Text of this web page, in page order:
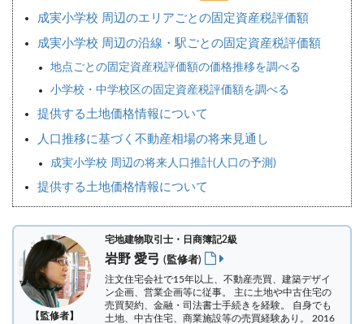
成実小学校 周辺のエリアごとの固定資産税評価額
成実小学校 周辺の沿線・駅ごとの固定資産税評価額
地点ごとの固定資産税評価額の価格推移を調べる
小学校・中学校区の固定資産税評価額を調べる
提供する土地価格情報について
人口推移に基づく不動産相場の将来見通し
成実小学校 周辺の将来人口推計(人口の予測)
提供する土地価格情報について
【監修者】
宅地建物取引士・日商簿記2級
岩野 愛弓 (監修者)
注文住宅会社で15年以上、不動産売買、建築デザイ
ン企画、営業企画等に従事。 主に土地や中古住宅の
売買契約、金融・司法書士手続きを経験。 自身でも
土地、中古住宅、商業施設等の売買経験あり。 2016